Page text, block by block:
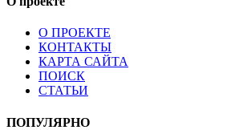
О ПРОЕКТЕ
КОНТАКТЫ
КАРТА САЙТА
ПОИСК
СТАТЬИ
ПОПУЛЯРНО